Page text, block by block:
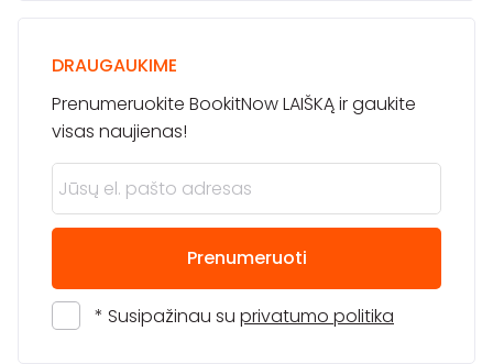
DRAUGAUKIME
Prenumeruokite BookitNow LAIŠKĄ ir gaukite
visas naujienas!
Prenumeruoti
* Susipažinau su privatumo politika